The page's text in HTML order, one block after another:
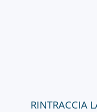
RINTRACCIA